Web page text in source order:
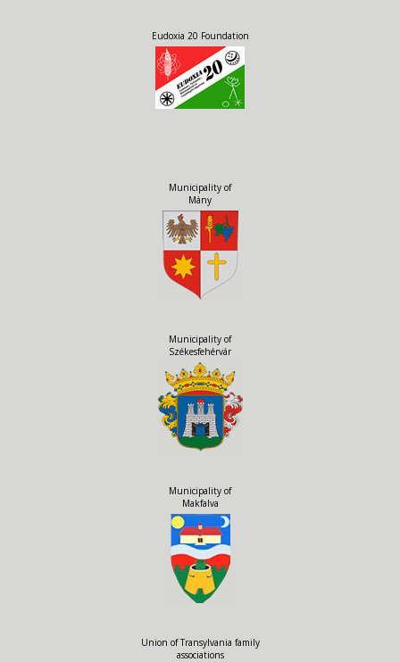
Eudoxia 20 Foundation
Municipality of
Mány
Municipality of
Székesfehérvár
Municipality of
Makfalva
Union of Transylvania family
associations